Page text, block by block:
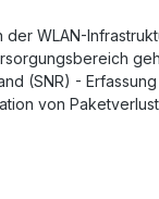
WLAN-
(SNR) -
von